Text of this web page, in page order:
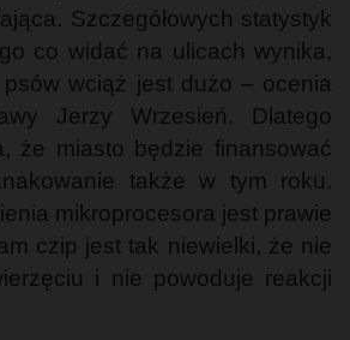
Szczegółowych statystyk
co widać na ulicach wynika,
wciąż jest dużo – ocenia
Jerzy Wrzesień. Dlatego
że miasto będzie finansować
także w tym roku.
mikroprocesora jest prawie
czip jest tak niewielki, że nie
i nie powoduje reakcji